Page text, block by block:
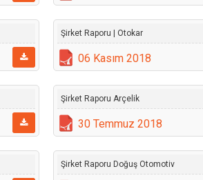
Şirket Raporu | Otokar
06 Kasım 2018
Şirket Raporu Arçelik
30 Temmuz 2018
Şirket Raporu Doğuş Otomotiv